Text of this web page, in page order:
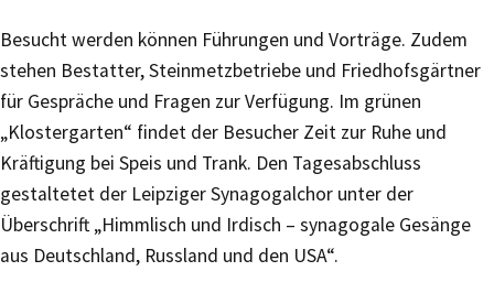
Besucht werden können Führungen und Vorträge. Zudem
stehen Bestatter, Steinmetzbetriebe und Friedhofsgärtner
für Gespräche und Fragen zur Verfügung. Im grünen
„Klostergarten“ findet der Besucher Zeit zur Ruhe und
Kräftigung bei Speis und Trank. Den Tagesabschluss
gestaltetet der Leipziger Synagogalchor unter der
Überschrift „Himmlisch und Irdisch – synagogale Gesänge
aus Deutschland, Russland und den USA“.